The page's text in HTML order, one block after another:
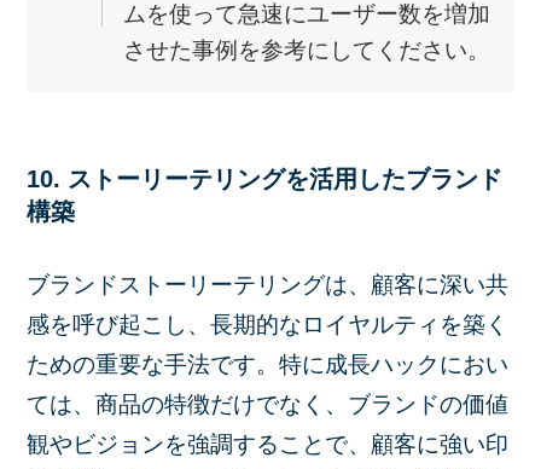
ムを使って急速にユーザー数を増加
させた事例を参考にしてください。
10. ストーリーテリングを活用したブランド
構築
ブランドストーリーテリングは、顧客に深い共
感を呼び起こし、長期的なロイヤルティを築く
ための重要な手法です。特に成長ハックにおい
ては、商品の特徴だけでなく、ブランドの価値
観やビジョンを強調することで、顧客に強い印